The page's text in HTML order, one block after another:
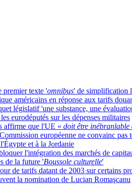
premier texte 'omnibus' de simplification
américains en réponse aux tarifs
législatif 'une substance, une
eurodéputés sur les dépenses militaires
affirme que l'UE « doit être inébranlable
européenne ne convainc pas
et à la Jordanie
l'intégration des marchés de
de la future 'Boussole culturelle'
de tarifs datant de 2003 sur certains
la nomination de Lucian Romaşcanu